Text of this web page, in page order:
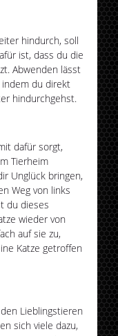
hindurch, soll
ist, dass du die
Abwenden lässt
indem du direkt
hindurchgehst.
dafür sorgt,
Tierheim
Unglück bringen,
Weg von links
du dieses
wieder von
auf sie zu,
Katze getroffen
Lieblingstieren
sich viele dazu,